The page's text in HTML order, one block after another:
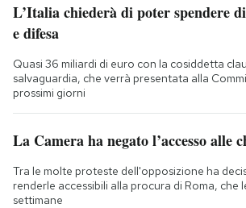
L’Italia chiederà di poter spendere
e difesa
Quasi 36 miliardi di euro con la cosiddetta
salvaguardia, che verrà presentata alla
prossimi giorni
La Camera ha negato l’accesso alle
Tra le molte proteste dell'opposizione ha
renderle accessibili alla procura di Roma, che
settimane